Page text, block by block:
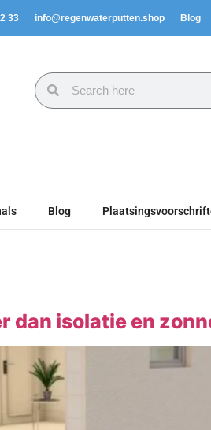
33 info@regenwaterputten.shop Blog
Blog
dan isolatie en